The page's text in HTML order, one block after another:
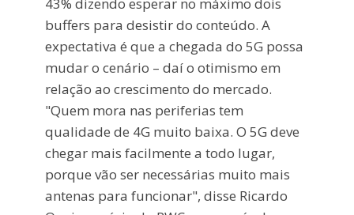
buffers para desistir do conteúdo. A
expectativa é que a chegada do 5G possa
mudar o cenário – daí o otimismo em
relação ao crescimento do mercado.
"Quem mora nas periferias tem
qualidade de 4G muito baixa. O 5G deve
chegar mais facilmente a todo lugar,
porque vão ser necessárias muito mais
antenas para funcionar", disse Ricardo